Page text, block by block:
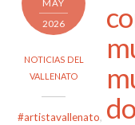
MAY
2026
NOTICIAS DEL
VALLENATO
#artistavallenato,